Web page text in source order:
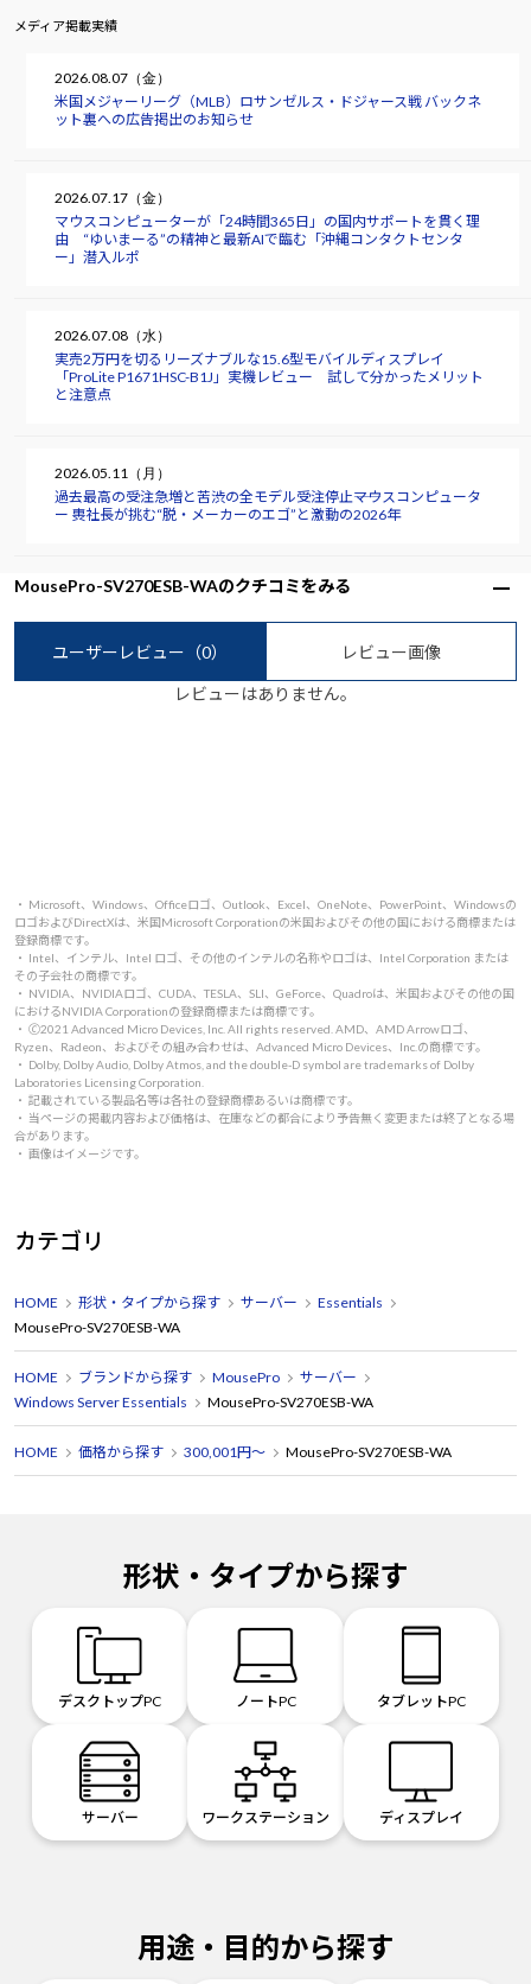
メディア掲載実績
2026.08.07（金）
米国メジャーリーグ（MLB）ロサンゼルス・ドジャース戦 バックネ
ット裏への広告掲出のお知らせ
2026.07.17（金）
マウスコンピューターが「24時間365日」の国内サポートを貫く理
由 “ゆいまーる”の精神と最新AIで臨む「沖縄コンタクトセンタ
ー」潜入ルポ
2026.07.08（水）
実売2万円を切るリーズナブルな15.6型モバイルディスプレイ
「ProLite P1671HSC-B1J」実機レビュー 試して分かったメリット
と注意点
2026.05.11（月）
過去最高の受注急増と苦渋の全モデル受注停止――マウスコンピュータ
ー 軣社長が挑む“脱・メーカーのエゴ”と激動の2026年
MousePro-SV270ESB-WAのクチコミをみる
ユーザーレビュー （0） レビュー画像
レビューはありません。
・ Microsoft、Windows、Officeロゴ、Outlook、Excel、OneNote、PowerPoint、Windowsの
ロゴおよびDirectXは、米国Microsoft Corporationの米国およびその他の国における商標または
登録商標です。
・ Intel、インテル、Intel ロゴ、その他のインテルの名称やロゴは、Intel Corporation または
その子会社の商標です。
・ NVIDIA、NVIDIAロゴ、CUDA、TESLA、SLI、GeForce、Quadroは、米国およびその他の国
におけるNVIDIA Corporationの登録商標または商標です。
・ 🄫2021 Advanced Micro Devices, Inc. All rights reserved. AMD、AMD Arrowロゴ、
Ryzen、Radeon、およびその組み合わせは、Advanced Micro Devices、Inc.の商標です。
・ Dolby, Dolby Audio, Dolby Atmos, and the double-D symbol are trademarks of Dolby
Laboratories Licensing Corporation.
・ 記載されている製品名等は各社の登録商標あるいは商標です。
・ 当ページの掲載内容および価格は、在庫などの都合により予告無く変更または終了となる場
合があります。
・ 画像はイメージです。
カテゴリ
HOME 形状・タイプから探す サーバー
Essentials
MousePro-SV270ESB-WA
HOME ブランドから探す MousePro
サーバー
Windows Server Essentials
MousePro-SV270ESB-WA
HOME 価格から探す 300,001円～ MousePro-SV270ESB-WA
形状・タイプから探す
デスクトップPC ノートPC タブレットPC
サーバー ワークステーション ディスプレイ
用途・目的から探す